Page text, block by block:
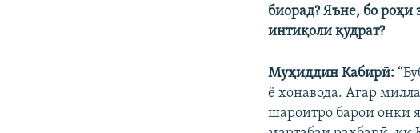
биорад? Яъне, бо роҳи
интиқоли қудрат?
Муҳиддин Кабирӣ:
ё хонавода. Агар
шароитро барои онки